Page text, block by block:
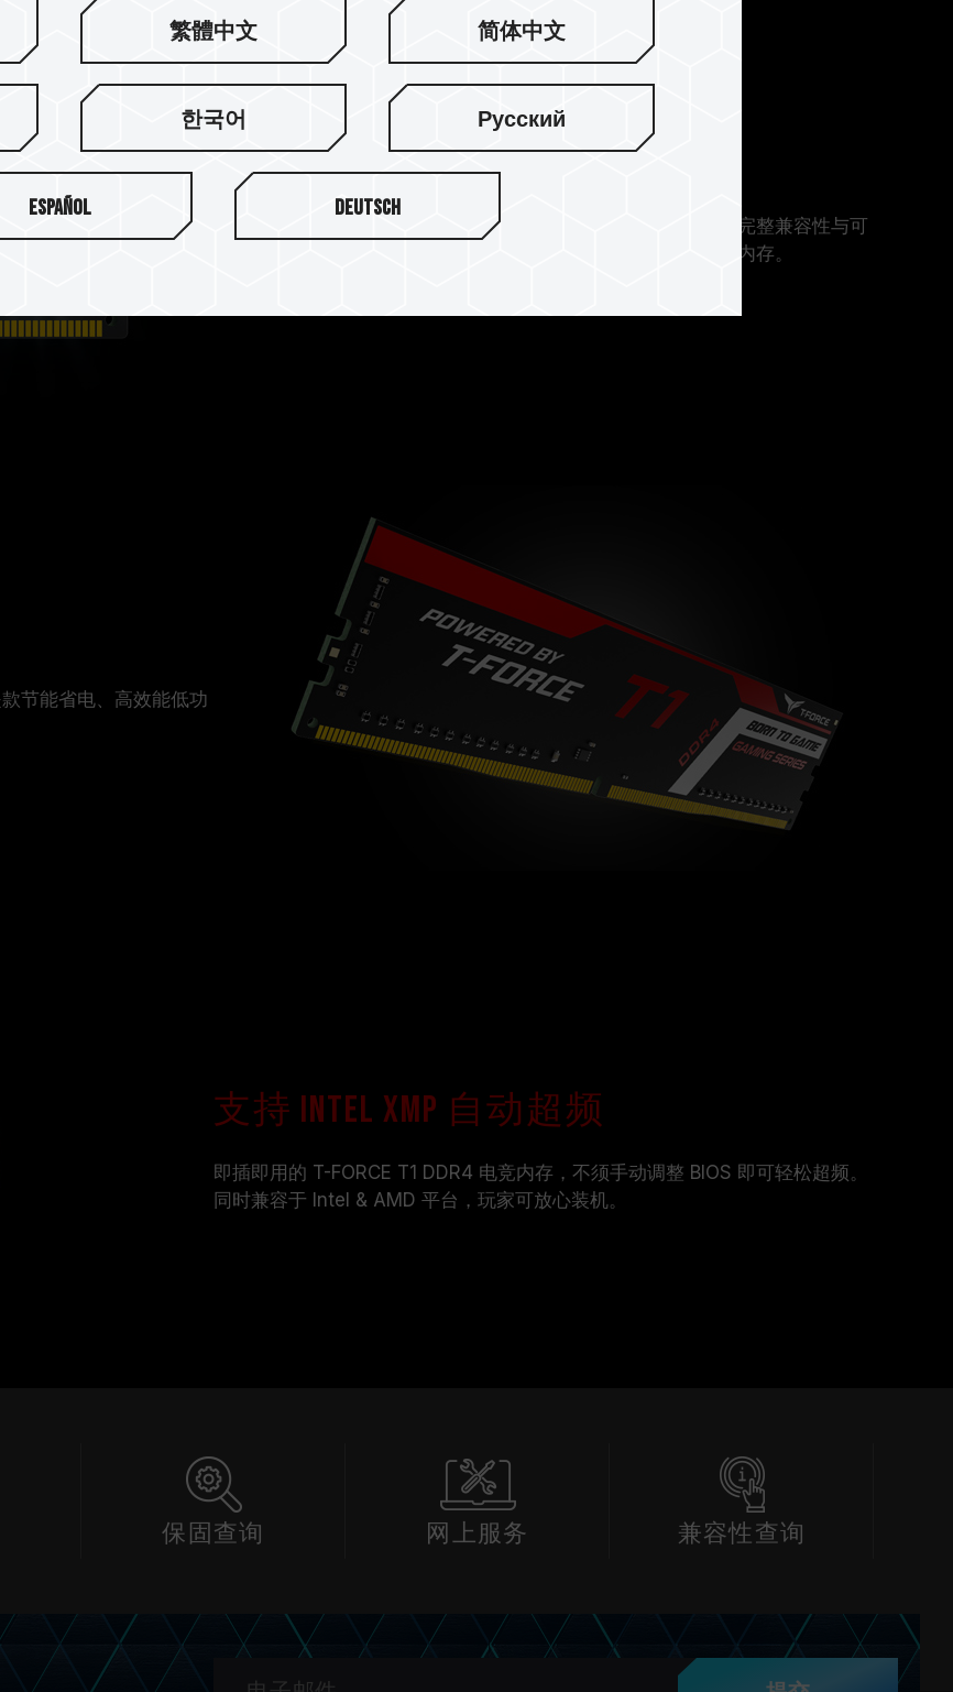
严选颗粒 稳定耐用
坚持每一颗颗粒都是经由严峻测试程序挑选来制造内存，并经过完整兼容性与可
靠度的测试，提供质量优异、效能卓越，兼具稳定性与兼容性的内存。
节能省电、高效能低功
支持 Intel XMP 自动超频
即插即用的 T-FORCE T1 DDR4 电竞内存，不须手动调整 BIOS 即可轻松超频。
同时兼容于 Intel & AMD 平台，玩家可放心装机。
保固查询 网上服务 兼容性查询
繁體中文 简体中文
한국어 Русский
Español Deutsch